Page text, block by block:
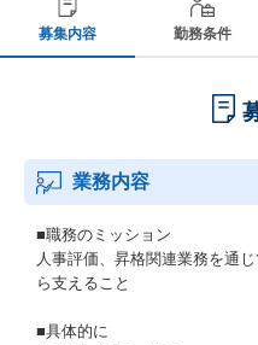
募集内容 勤務条件
業務内容
■職務のミッション
人事評価、昇格関連業務を通
ら支えること
■具体的に